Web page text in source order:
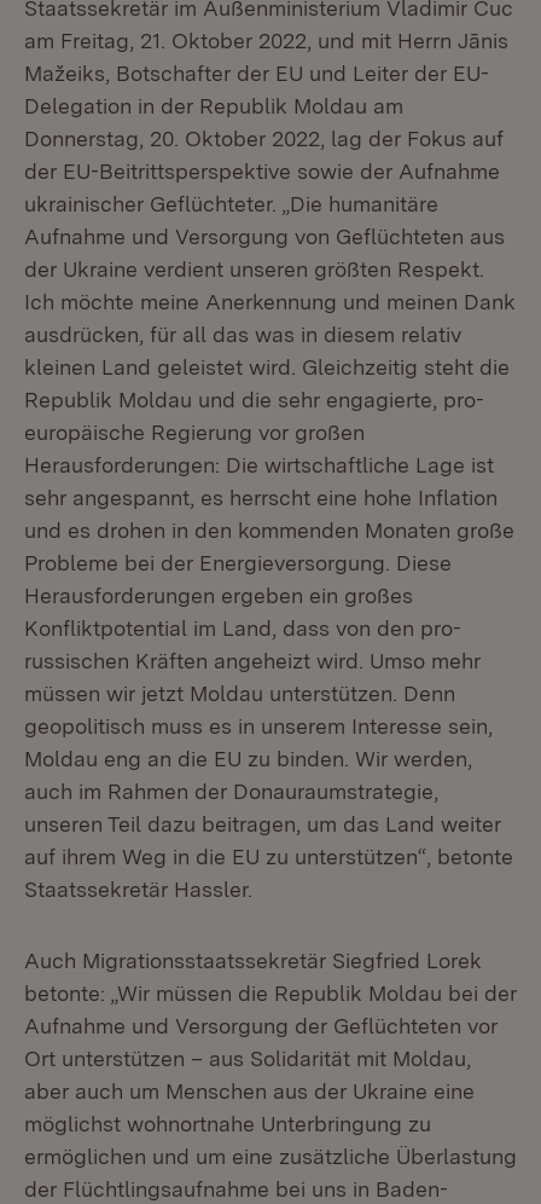
Staatssekretär im Außenministerium Vladimir Cuc
am Freitag, 21. Oktober 2022, und mit Herrn Jānis
Mažeiks, Botschafter der EU und Leiter der EU-
Delegation in der Republik Moldau am
Donnerstag, 20. Oktober 2022, lag der Fokus auf
der EU-Beitrittsperspektive sowie der Aufnahme
ukrainischer Geflüchteter. „Die humanitäre
Aufnahme und Versorgung von Geflüchteten aus
der Ukraine verdient unseren größten Respekt.
Ich möchte meine Anerkennung und meinen Dank
ausdrücken, für all das was in diesem relativ
kleinen Land geleistet wird. Gleichzeitig steht die
Republik Moldau und die sehr engagierte, pro-
europäische Regierung vor großen
Herausforderungen: Die wirtschaftliche Lage ist
sehr angespannt, es herrscht eine hohe Inflation
und es drohen in den kommenden Monaten große
Probleme bei der Energieversorgung. Diese
Herausforderungen ergeben ein großes
Konfliktpotential im Land, dass von den pro-
russischen Kräften angeheizt wird. Umso mehr
müssen wir jetzt Moldau unterstützen. Denn
geopolitisch muss es in unserem Interesse sein,
Moldau eng an die EU zu binden. Wir werden,
auch im Rahmen der Donauraumstrategie,
unseren Teil dazu beitragen, um das Land weiter
auf ihrem Weg in die EU zu unterstützen“, betonte
Staatssekretär Hassler.
Auch Migrationsstaatssekretär Siegfried Lorek
betonte: „Wir müssen die Republik Moldau bei der
Aufnahme und Versorgung der Geflüchteten vor
Ort unterstützen – aus Solidarität mit Moldau,
aber auch um Menschen aus der Ukraine eine
möglichst wohnortnahe Unterbringung zu
ermöglichen und um eine zusätzliche Überlastung
der Flüchtlingsaufnahme bei uns in Baden-